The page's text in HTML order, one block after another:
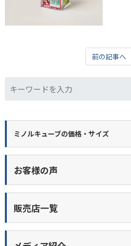
前の記事へ
ミノルキューブの価格・サイズ
お客様の声
販売店一覧